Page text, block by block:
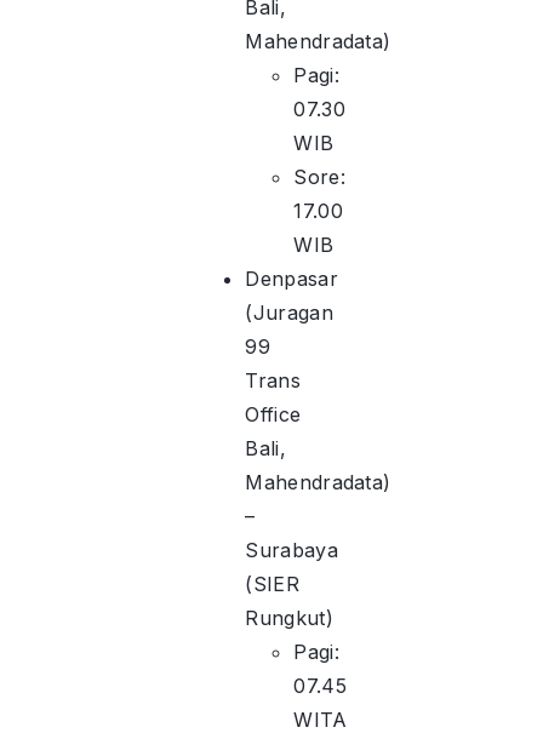
Bali,
Mahendradata)
Pagi:
07.30
WIB
Sore:
17.00
WIB
Denpasar
(Juragan
99
Trans
Office
Bali,
Mahendradata)
–
Surabaya
(SIER
Rungkut)
Pagi:
07.45
WITA